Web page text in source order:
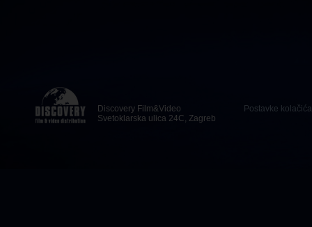
Discovery Film&Video
Svetoklarska ulica 24C, Zagreb
Postavke kolačića